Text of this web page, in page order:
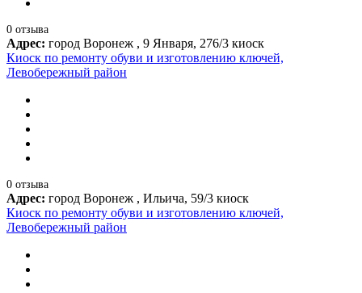
0 отзыва
Адрес: город Воронеж , 9 Января, 276/3 киоск
Киоск по ремонту обуви и изготовлению ключей,
Левобережный район
0 отзыва
Адрес: город Воронеж , Ильича, 59/3 киоск
Киоск по ремонту обуви и изготовлению ключей,
Левобережный район